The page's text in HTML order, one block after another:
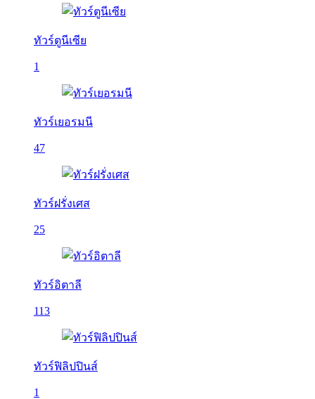
ทัวร์ตูนีเซีย
1
ทัวร์เยอรมนี
47
ทัวร์ฝรั่งเศส
25
ทัวร์อิตาลี
113
ทัวร์ฟิลิปปินส์
1